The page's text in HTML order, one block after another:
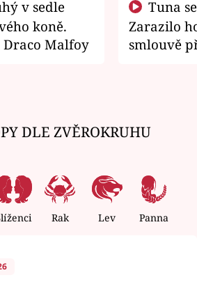
koně.
Draco Malfoy
Zarazilo
smlouvě
DLE ZVĚROKRUHU
Rak Lev Panna